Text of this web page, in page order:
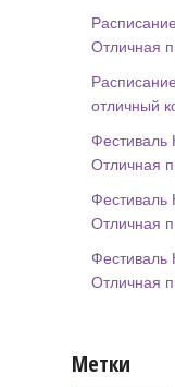
Отличная
отличный
Фестиваль
Отличная
Фестиваль
Отличная
Фестиваль
Отличная
Метки